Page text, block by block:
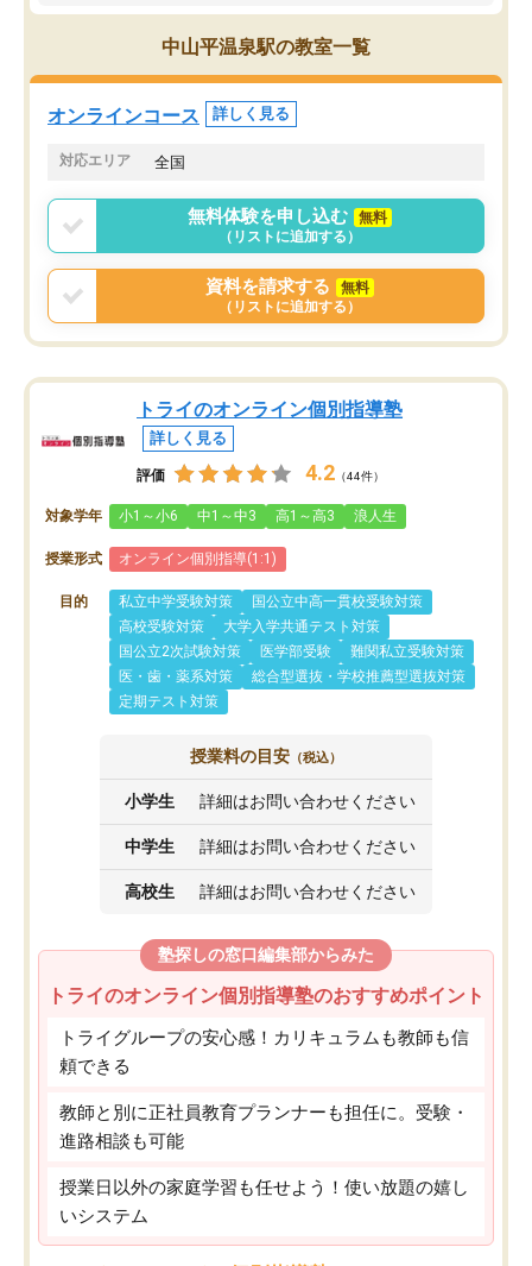
講師の方との距離も近く、親身なコー
チングのおかげで、停滞期もモチベー
ションを維持できました。「やらされ
る勉強」から「目標のための勉強」へ
意識が変わったことが、目標校への合
身につきました。結果と
た英語の偏差値が10以上
していた公立高校に無事
た。自分から学ぶ姿勢を
中山平温泉駅の教室一覧
オンラインコース 詳しく見る
対応エリア 全国
無料体験を申し込む
無料
（リストに追加する）
資料を請求する
無料
（リストに追加する）
トライのオンライン個別指導塾
詳しく見る
評価 4.2 （44件）
対象学年 小1～小6 中1～中3 高1～高3 浪人生
授業形式 オンライン個別指導(1:1)
目的 私立中学受験対策
国公立中高一貫校受験対策
高校受験対策
大学入学共通テスト対策
国公立2次試験対策
医学部受験
難関私立受験対策
医・歯・薬系対策
総合型選抜・学校推薦型選抜対策
定期テスト対策
授業料の目安 （税込）
小学生 詳細はお問い合わせください
中学生 詳細はお問い合わせください
高校生 詳細はお問い合わせください
塾探しの窓口編集部からみた
トライのオンライン個別指導塾のおすすめポイント
トライグループの安心感！カリキュラムも教師も信
頼できる
教師と別に正社員教育プランナーも担任に。受験・
進路相談も可能
授業日以外の家庭学習も任せよう！使い放題の嬉し
いシステム